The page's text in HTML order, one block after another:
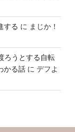
する に まじか！
ろうとする自転
かる話 に デフよ